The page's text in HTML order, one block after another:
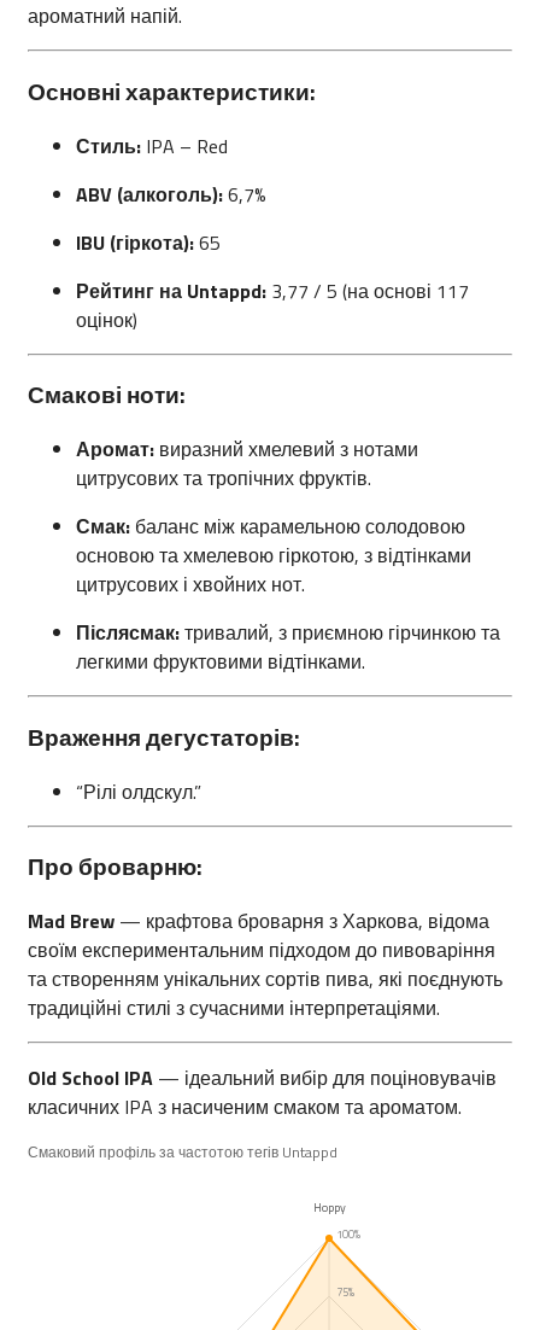
ароматний напій.
Основні характеристики:
Стиль: IPA – Red
ABV (алкоголь):6,7%
IBU (гіркота):65
Рейтинг на Untappd: 3,77 / 5 (на основі 117
оцінок)
Смакові ноти:
Аромат: виразний хмелевий з нотами
цитрусових та тропічних фруктів.
Смак: баланс між карамельною солодовою
основою та хмелевою гіркотою, з відтінками
цитрусових і хвойних нот.
Післясмак:тривалий, з приємною гірчинкою та
легкими фруктовими відтінками.
Враження дегустаторів:
“Рілі олдскул.”
Про броварню:
Mad Brew — крафтова броварня з Харкова, відома
своїм експериментальним підходом до пивоваріння
та створенням унікальних сортів пива, які поєднують
традиційні стилі з сучасними інтерпретаціями.
Old School IPA — ідеальний вибір для поціновувачів
класичних IPA з насиченим смаком та ароматом.
Смаковий профіль за частотою тегів Untappd
75%
100%
Hoppy